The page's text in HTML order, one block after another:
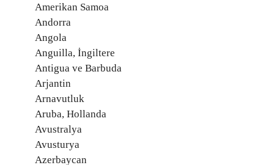
Amerikan Samoa
Andorra
Angola
Anguilla, İngiltere
Antigua ve Barbuda
Arjantin
Arnavutluk
Aruba, Hollanda
Avustralya
Avusturya
Azerbaycan